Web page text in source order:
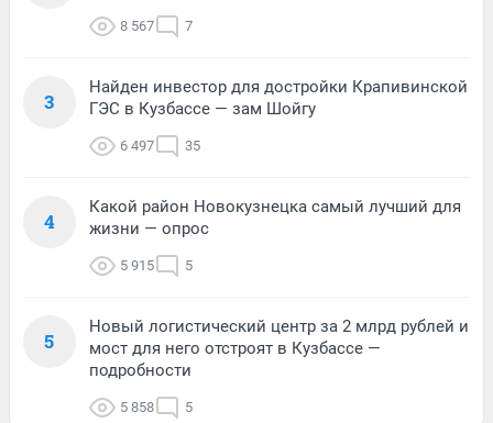
8 567 7
3
Найден инвестор для достройки Крапивинской
ГЭС в Кузбассе — зам Шойгу
6 497 35
4
Какой район Новокузнецка самый лучший для
жизни — опрос
5 915 5
5
Новый логистический центр за 2 млрд рублей и
мост для него отстроят в Кузбассе —
подробности
5 858 5